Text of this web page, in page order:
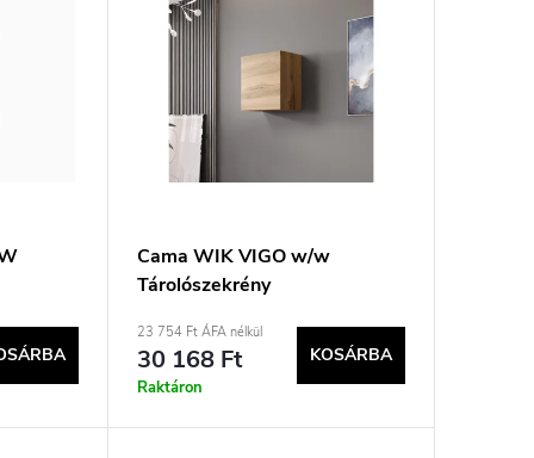
Cama WIK VIGO w/w
Tárolószekrény
23 754 Ft ÁFA nélkül
30 168 Ft
Raktáron
KOSÁRBA